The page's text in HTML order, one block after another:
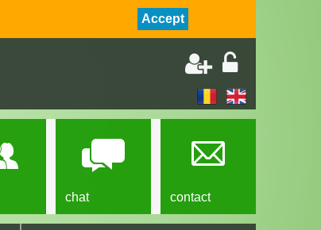
Accept
chat contact